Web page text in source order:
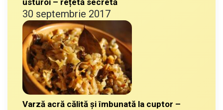
usturoi – rețetă secretă
30 septembrie 2017
Varză acră călită și îmbunată la cuptor –